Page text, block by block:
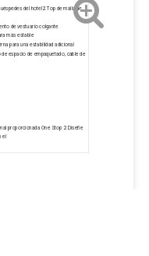
del hotel2. Top de malla de
de vestuario colgante
más estable
para una estabilidad adicional
espacio de empaquetado, cable de
proporcionada One Stop 2. Diseñe
el